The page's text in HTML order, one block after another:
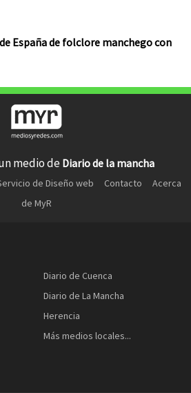
España de folclore manchego con
medio de Diario de la mancha
de Diseño web Contacto
Acerca
de MyR
Diario de Cuenca
Diario de La Mancha
Herencia
Más medios locales...